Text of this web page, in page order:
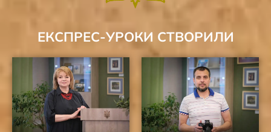
ЕКСПРЕС-УРОКИ СТВОРИЛИ